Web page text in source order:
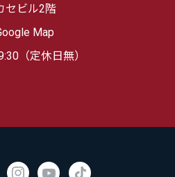
セビル2階
Map
（定休日無）